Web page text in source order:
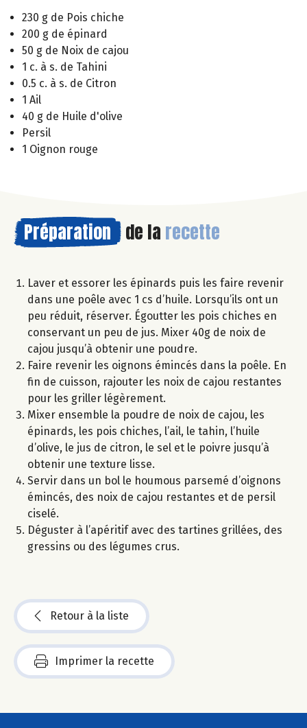
230 g de Pois chiche
200 g de épinard
50 g de Noix de cajou
1 c. à s. de Tahini
0.5 c. à s. de Citron
1 Ail
40 g de Huile d'olive
Persil
1 Oignon rouge
Préparation de la recette
Laver et essorer les épinards puis les faire revenir
dans une poêle avec 1 cs d’huile. Lorsqu’ils ont un
peu réduit, réserver. Égoutter les pois chiches en
conservant un peu de jus. Mixer 40g de noix de
cajou jusqu’à obtenir une poudre.
Faire revenir les oignons émincés dans la poêle. En
fin de cuisson, rajouter les noix de cajou restantes
pour les griller légèrement.
Mixer ensemble la poudre de noix de cajou, les
épinards, les pois chiches, l’ail, le tahin, l’huile
d’olive, le jus de citron, le sel et le poivre jusqu’à
obtenir une texture lisse.
Servir dans un bol le houmous parsemé d’oignons
émincés, des noix de cajou restantes et de persil
ciselé.
Déguster à l’apéritif avec des tartines grillées, des
gressins ou des légumes crus.
Retour à la liste
Imprimer la recette